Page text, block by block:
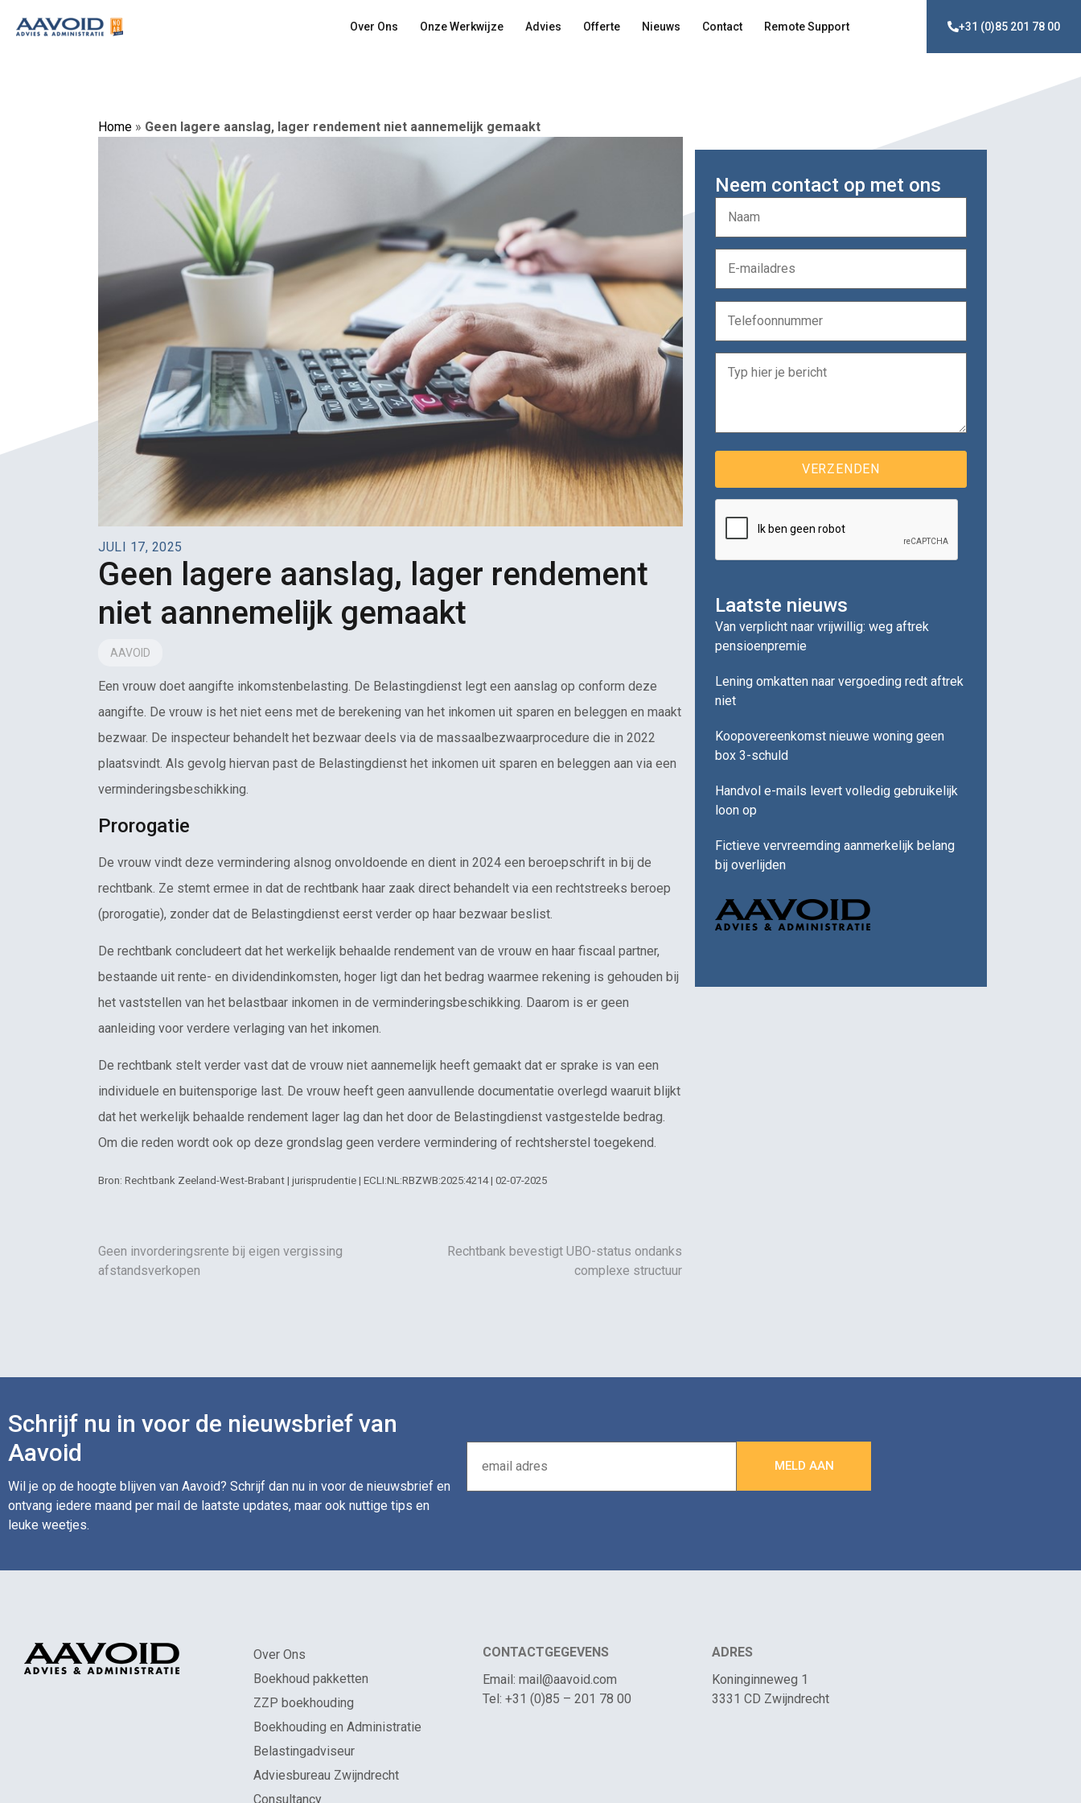
Over Ons Onze Werkwijze Advies Offerte Nieuws Contact Remote Support +31 (0)85 201 78 00
Home » Geen lagere aanslag, lager rendement niet aannemelijk gemaakt
JULI 17, 2025
Geen lagere aanslag, lager rendement
niet aannemelijk gemaakt
AAVOID
Een vrouw doet aangifte inkomstenbelasting. De Belastingdienst legt een aanslag op conform deze
aangifte. De vrouw is het niet eens met de berekening van het inkomen uit sparen en beleggen en maakt
bezwaar. De inspecteur behandelt het bezwaar deels via de massaalbezwaarprocedure die in 2022
plaatsvindt. Als gevolg hiervan past de Belastingdienst het inkomen uit sparen en beleggen aan via een
verminderingsbeschikking.
Prorogatie
De vrouw vindt deze vermindering alsnog onvoldoende en dient in 2024 een beroepschrift in bij de
rechtbank. Ze stemt ermee in dat de rechtbank haar zaak direct behandelt via een rechtstreeks beroep
(prorogatie), zonder dat de Belastingdienst eerst verder op haar bezwaar beslist.
De rechtbank concludeert dat het werkelijk behaalde rendement van de vrouw en haar fiscaal partner,
bestaande uit rente- en dividendinkomsten, hoger ligt dan het bedrag waarmee rekening is gehouden bij
het vaststellen van het belastbaar inkomen in de verminderingsbeschikking. Daarom is er geen
aanleiding voor verdere verlaging van het inkomen.
De rechtbank stelt verder vast dat de vrouw niet aannemelijk heeft gemaakt dat er sprake is van een
individuele en buitensporige last. De vrouw heeft geen aanvullende documentatie overlegd waaruit blijkt
dat het werkelijk behaalde rendement lager lag dan het door de Belastingdienst vastgestelde bedrag.
Om die reden wordt ook op deze grondslag geen verdere vermindering of rechtsherstel toegekend.
Bron: Rechtbank Zeeland-West-Brabant | jurisprudentie | ECLI:NL:RBZWB:2025:4214 | 02-07-2025
Geen invorderingsrente bij eigen vergissing
afstandsverkopen
Rechtbank bevestigt UBO-status ondanks
complexe structuur
Neem contact op met ons
Laatste nieuws
Van verplicht naar vrijwillig: weg aftrek
pensioenpremie
Lening omkatten naar vergoeding redt aftrek
niet
Koopovereenkomst nieuwe woning geen
box 3-schuld
Handvol e-mails levert volledig gebruikelijk
loon op
Fictieve vervreemding aanmerkelijk belang
bij overlijden
Schrijf nu in voor de nieuwsbrief van
Aavoid
Wil je op de hoogte blijven van Aavoid? Schrijf dan nu in voor de nieuwsbrief en
ontvang iedere maand per mail de laatste updates, maar ook nuttige tips en
leuke weetjes.
Over Ons
Boekhoud pakketten
ZZP boekhouding
Boekhouding en Administratie
Belastingadviseur
Adviesbureau Zwijndrecht
Consultancy
CONTACTGEGEVENS
Email: mail@aavoid.com
Tel: +31 (0)85 – 201 78 00
ADRES
Koninginneweg 1
3331 CD Zwijndrecht